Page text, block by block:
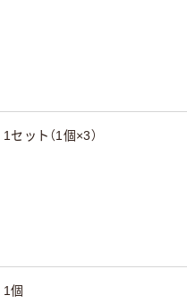
1セット（1個×3）
1個